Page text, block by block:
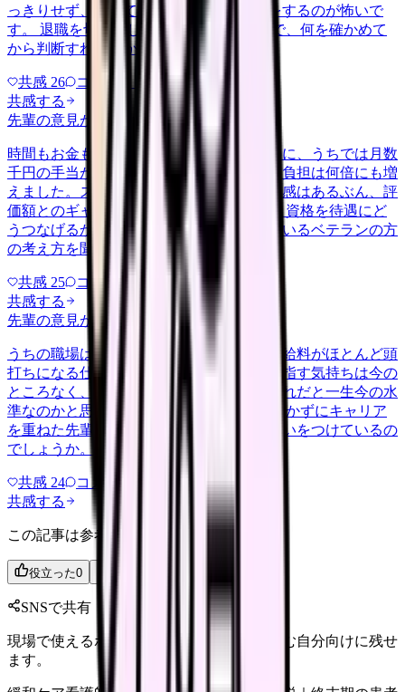
っきりせず、信じて残ってまた同じ思いをするのが怖いで
す。 退職を切り出した後の引き止め交渉で、何を確かめて
から判断すればよかったのか教え…
共感 26 コメント 2
共感する
先輩の意見がほしい
nenshu2026/6/24
時間もお金もかけて認定の資格を取ったのに、うちでは月数
千円の手当がつくだけで、係や相談対応の負担は何倍にも増
えました。スキルが現場で役立っている実感はあるぶん、評
価額とのギャップに正直もやもやします。 資格を待遇にど
うつなげるか、あるいは別の形で活かしているベテランの方
の考え方を聞いてみたいです。
共感 25 コメント
共感する
先輩の意見がほしい
nenshu 2026/5/23
うちの職場は主任や師長にならない限り、給料がほとんど頭
打ちになる仕組みのようです。管理職を目指す気持ちは今の
ところなく、現場を続けたいのですが、それだと一生今の水
準なのかと思うと気が重いです。 役職に就かずにキャリア
を重ねた先輩方は、待遇の面でどう折り合いをつけているの
でしょうか。
共感 24 コメント
共感する
この記事は参考になりましたか？
役立った0
SNSで共有
現場で使えるポイントを、同僚やあとで読む自分向けに残せ
ます。